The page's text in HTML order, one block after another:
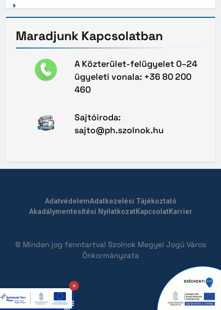
Maradjunk Kapcsolatban
A Közterület-felügyelet 0–24
ügyeleti vonala: +36 80 200
460
Sajtóiroda:
sajto@ph.szolnok.hu
AdatvédelemAdatkezelési Tájékoztató
Akadálymentesítési NyilatkozatKapcsolatKarrier
© Minden jog fenntartva! Szolnok Megyei Jogú Város
Önkormányzata
×